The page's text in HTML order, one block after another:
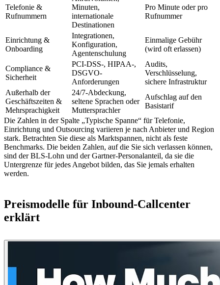
Telefonie &
Rufnummern
Minuten,
internationale
Destinationen
Pro Minute oder pro
Rufnummer
Einrichtung &
Onboarding
Integrationen,
Konfiguration,
Agentenschulung
Einmalige Gebühr
(wird oft erlassen)
Compliance &
Sicherheit
PCI-DSS-, HIPAA-,
DSGVO-
Anforderungen
Audits,
Verschlüsselung,
sichere Infrastruktur
Außerhalb der
Geschäftszeiten &
Mehrsprachigkeit
24/7-Abdeckung,
seltene Sprachen oder
Muttersprachler
Aufschlag auf den
Basistarif
Die Zahlen in der Spalte „Typische Spanne“ für Telefonie,
Einrichtung und Outsourcing variieren je nach Anbieter und Region
stark. Betrachten Sie diese als Marktspannen, nicht als feste
Benchmarks. Die beiden Zahlen, auf die Sie sich verlassen können,
sind der BLS-Lohn und der Gartner-Personalanteil, da sie die
Untergrenze für jedes Angebot bilden, das Sie jemals erhalten
werden.
Preismodelle für Inbound-Callcenter
erklärt